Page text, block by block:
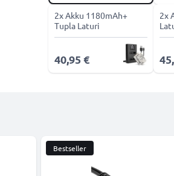
2x Akku 1180mAh+
Tupla Laturi
40,95 €
2x
Bestseller